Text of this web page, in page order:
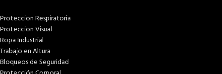
Proteccion Respiratoria
Proteccion Visual
Ropa Industrial
Trabajo en Altura
Bloqueos de Seguridad